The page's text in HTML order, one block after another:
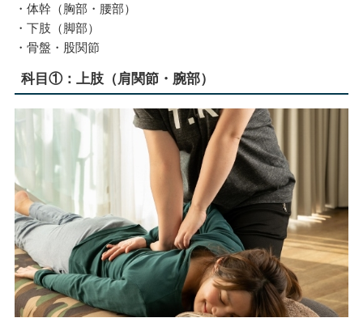
・体幹（胸部・腰部）
・下肢（脚部）
・骨盤・股関節
科目①：上肢（肩関節・腕部）